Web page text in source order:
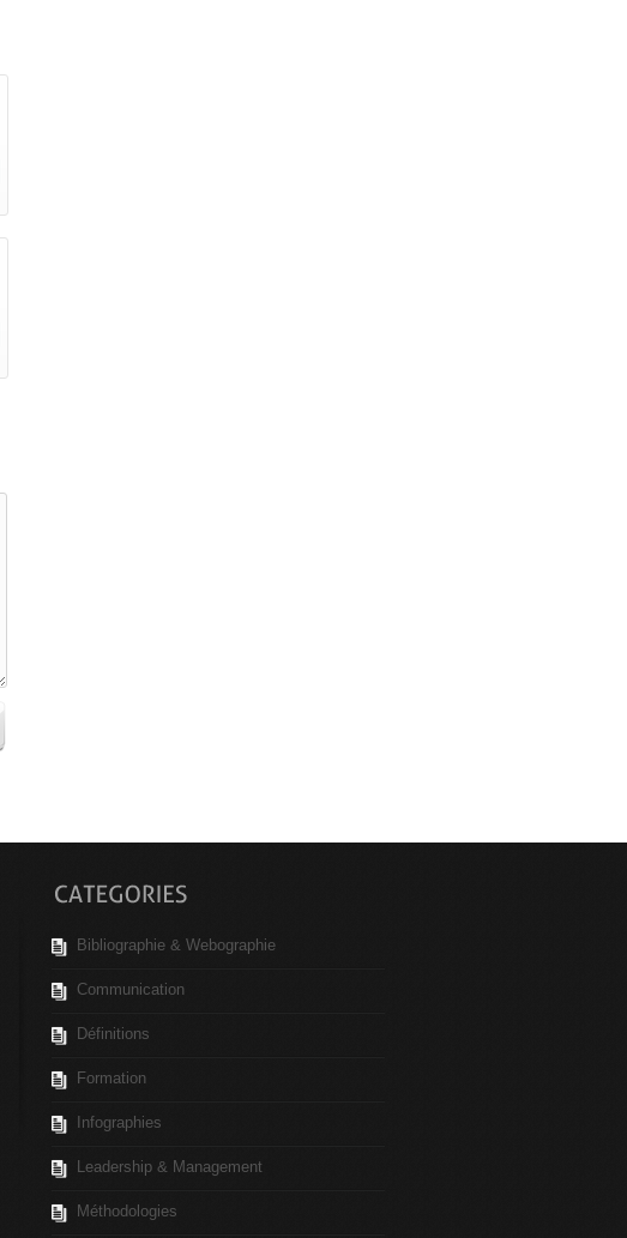
Bibliographie & Webographie
Communication
Définitions
Formation
Infographies
Leadership & Management
Méthodologies